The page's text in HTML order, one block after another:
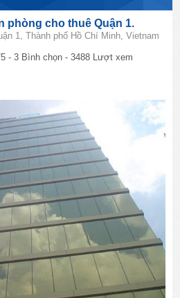
phòng cho thuê Quận 1.
1, Thành phố Hồ Chí Minh, Vietnam
-3 Bình chọn - 3488 Lượt xem